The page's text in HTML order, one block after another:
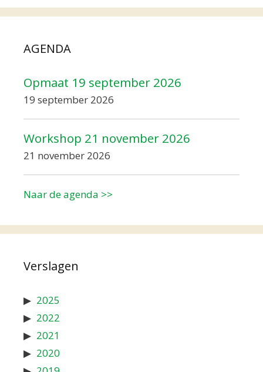
AGENDA
Opmaat 19 september 2026
19 september 2026
Workshop 21 november 2026
21 november 2026
Naar de agenda >>
Verslagen
2025
2022
2021
2020